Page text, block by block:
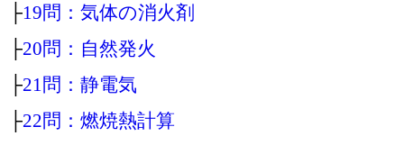
├19問：気体の消火剤
├20問：自然発火
├21問：静電気
├22問：燃焼熱計算